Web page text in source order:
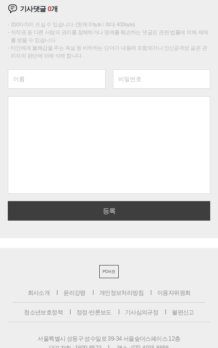
기사댓글0개
200자까지 쓰실 수 있습니다. (현재 0 byte / 최대 400byte)
저작권 등 다른 사람의 권리를 침해하거나 명예를 훼손하는 댓글은 관련 법률에 의해 제재
를 받을 수 있습니다.
타인에게 불쾌감을 주는 욕설 등 비하하는 단어가 내용에 포함되거나 인신공격성 글은 관
리자의 판단에 의해 삭제 합니다.
PC버전
회사소개 윤리강령 개인정보처리방침 이용자위원회
청소년보호정책 정정·반론보도 기사심의규정 불편신고
서울특별시 성동구 성수일로 39-34 서울숲더스페이스 12층